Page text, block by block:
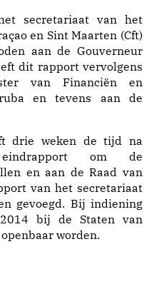
secretariaat van het
en Sint Maarten (Cft)
aan de Gouverneur
dit rapport vervolgens
van Financiën en
en tevens aan de
drie weken de tijd na
om de
en aan de Raad van
van het secretariaat
gevoegd. Bij indiening
bij de Staten van
worden.